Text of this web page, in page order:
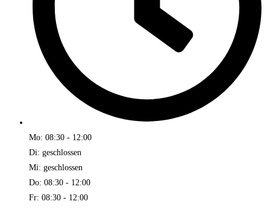
Mo: 08:30 - 12:00
Di: geschlossen
Mi: geschlossen
Do: 08:30 - 12:00
Fr: 08:30 - 12:00